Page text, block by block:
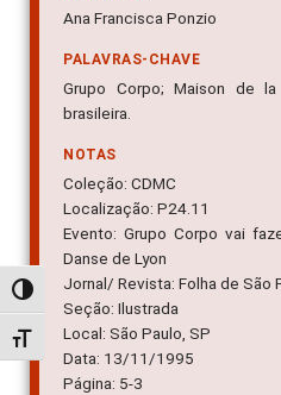
Alternar alto contraste
Alternar tamanho da fonte
Ana Francisca Ponzio
PALAVRAS-CHAVE
Grupo Corpo; Maison de
brasileira.
NOTAS
Coleção: CDMC
Localização: P24.11
Evento: Grupo Corpo vai
Danse de Lyon
Jornal/ Revista: Folha de São
Seção: Ilustrada
Local: São Paulo, SP
Data: 13/11/1995
Página: 5-3